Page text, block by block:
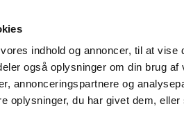
indhold og annoncer, til at vise
også oplysninger om din brug
annonceringspartnere og
oplysninger, du har givet dem,
Nyheder
Tilskud og